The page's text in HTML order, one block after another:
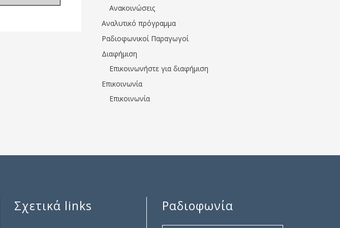
Ανακοινώσεις
Αναλυτικό πρόγραμμα
Ραδιοφωνικοί Παραγωγοί
Διαφήμιση
Επικοινωνήστε για διαφήμιση
Επικοινωνία
Επικοινωνία
Σχετικά links Ραδιοφωνία